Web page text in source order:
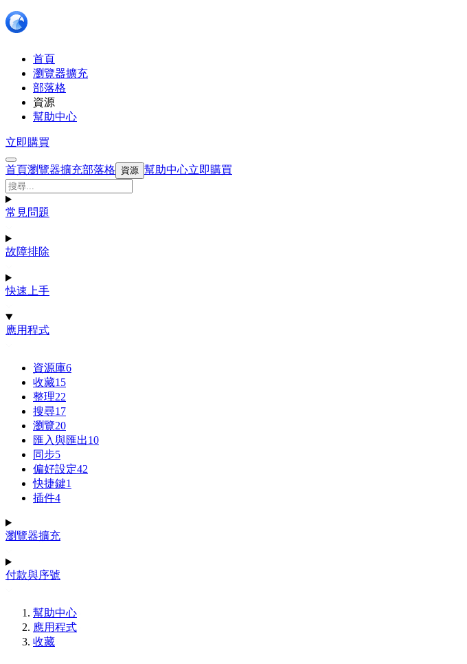
首頁
瀏覽器擴充
部落格
資源
幫助中心
立即購買
首頁瀏覽器擴充部落格 資源 幫助中心立即購買
常見問題
故障排除
快速上手
應用程式
資源庫6
收藏15
整理22
搜尋17
瀏覽20
匯入與匯出10
同步5
偏好設定42
快捷鍵1
插件4
瀏覽器擴充
付款與序號
幫助中心
應用程式
收藏